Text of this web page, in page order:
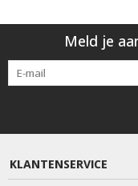
Meld je
KLANTENSERVICE